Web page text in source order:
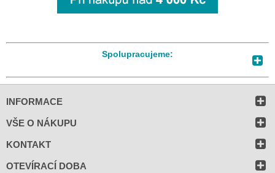
Spolupracujeme:
INFORMACE
VŠE O NÁKUPU
KONTAKT
OTEVÍRACÍ DOBA